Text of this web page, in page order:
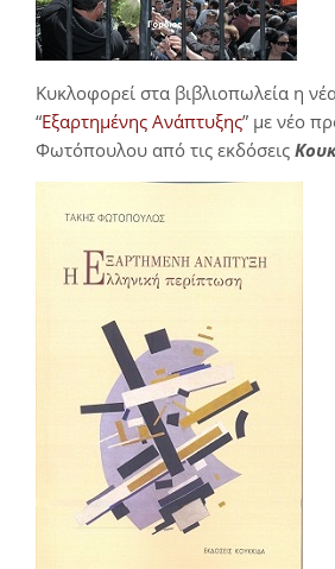
Κυκλοφορεί στα βιβλιοπωλεία η
“Εξαρτημένης Ανάπτυξης” με νέο
Φωτόπουλου από τις εκδόσεις